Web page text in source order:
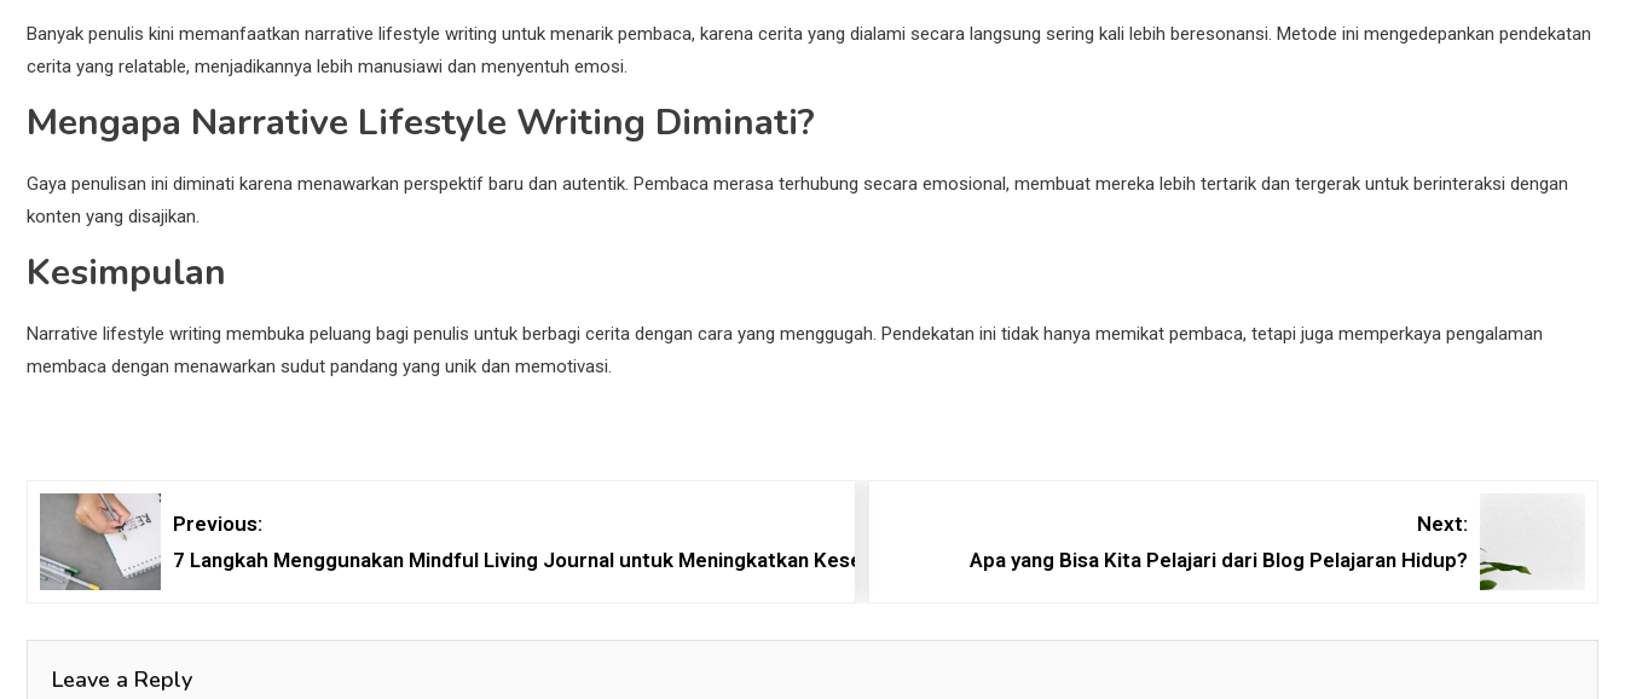
Banyak penulis kini memanfaatkan narrative lifestyle writing untuk menarik pembaca, karena cerita yang dialami secara langsung sering kali lebih beresonansi. Metode ini mengedepankan pendekatan
cerita yang relatable, menjadikannya lebih manusiawi dan menyentuh emosi.
Mengapa Narrative Lifestyle Writing Diminati?
Gaya penulisan ini diminati karena menawarkan perspektif baru dan autentik. Pembaca merasa terhubung secara emosional, membuat mereka lebih tertarik dan tergerak untuk berinteraksi dengan
konten yang disajikan.
Kesimpulan
Narrative lifestyle writing membuka peluang bagi penulis untuk berbagi cerita dengan cara yang menggugah. Pendekatan ini tidak hanya memikat pembaca, tetapi juga memperkaya pengalaman
membaca dengan menawarkan sudut pandang yang unik dan memotivasi.
Previous:
7 Langkah Menggunakan Mindful Living Journal untuk Meningkatkan Kesejahteraan
Next:
Apa yang Bisa Kita Pelajari dari Blog Pelajaran Hidup?
Leave a Reply